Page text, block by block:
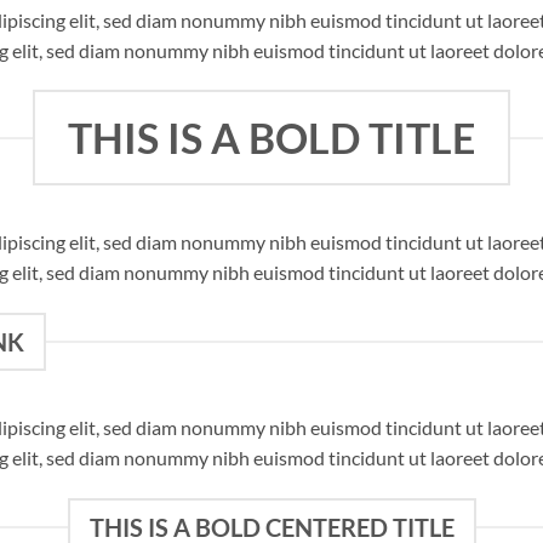
elit, sed diam nonummy nibh euismod tincidunt ut
elit, sed diam nonummy nibh euismod tincidunt ut laoreet
THIS IS A BOLD TITLE
elit, sed diam nonummy nibh euismod tincidunt ut
elit, sed diam nonummy nibh euismod tincidunt ut laoreet
elit, sed diam nonummy nibh euismod tincidunt ut
elit, sed diam nonummy nibh euismod tincidunt ut laoreet
THIS IS A BOLD CENTERED TITLE